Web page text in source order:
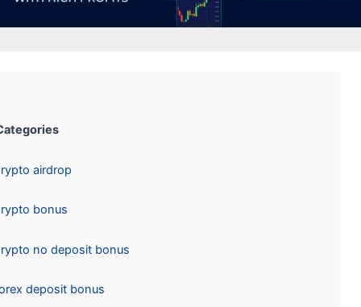
Categories:
Crypto airdrop
Crypto bonus
Crypto no deposit bonus
Forex deposit bonus